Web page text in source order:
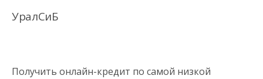
УралСиБ
Получить онлайн-кредит по самой низкой